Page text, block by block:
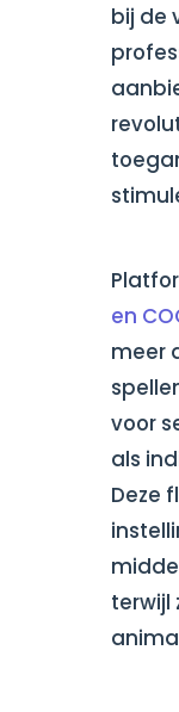
bij de
en
meer
voor
als
Deze
terwijl